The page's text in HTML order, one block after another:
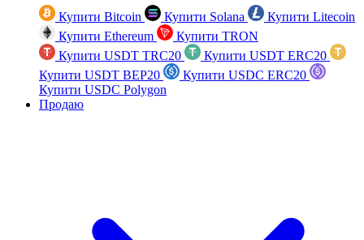
Купити Bitcoin Купити Solana
Купити Litecoin
Купити Ethereum
Купити TRON
Купити USDT TRC20
Купити USDT ERC20
Купити USDT BEP20
Купити USDC ERC20
Купити USDC Polygon
Продаю